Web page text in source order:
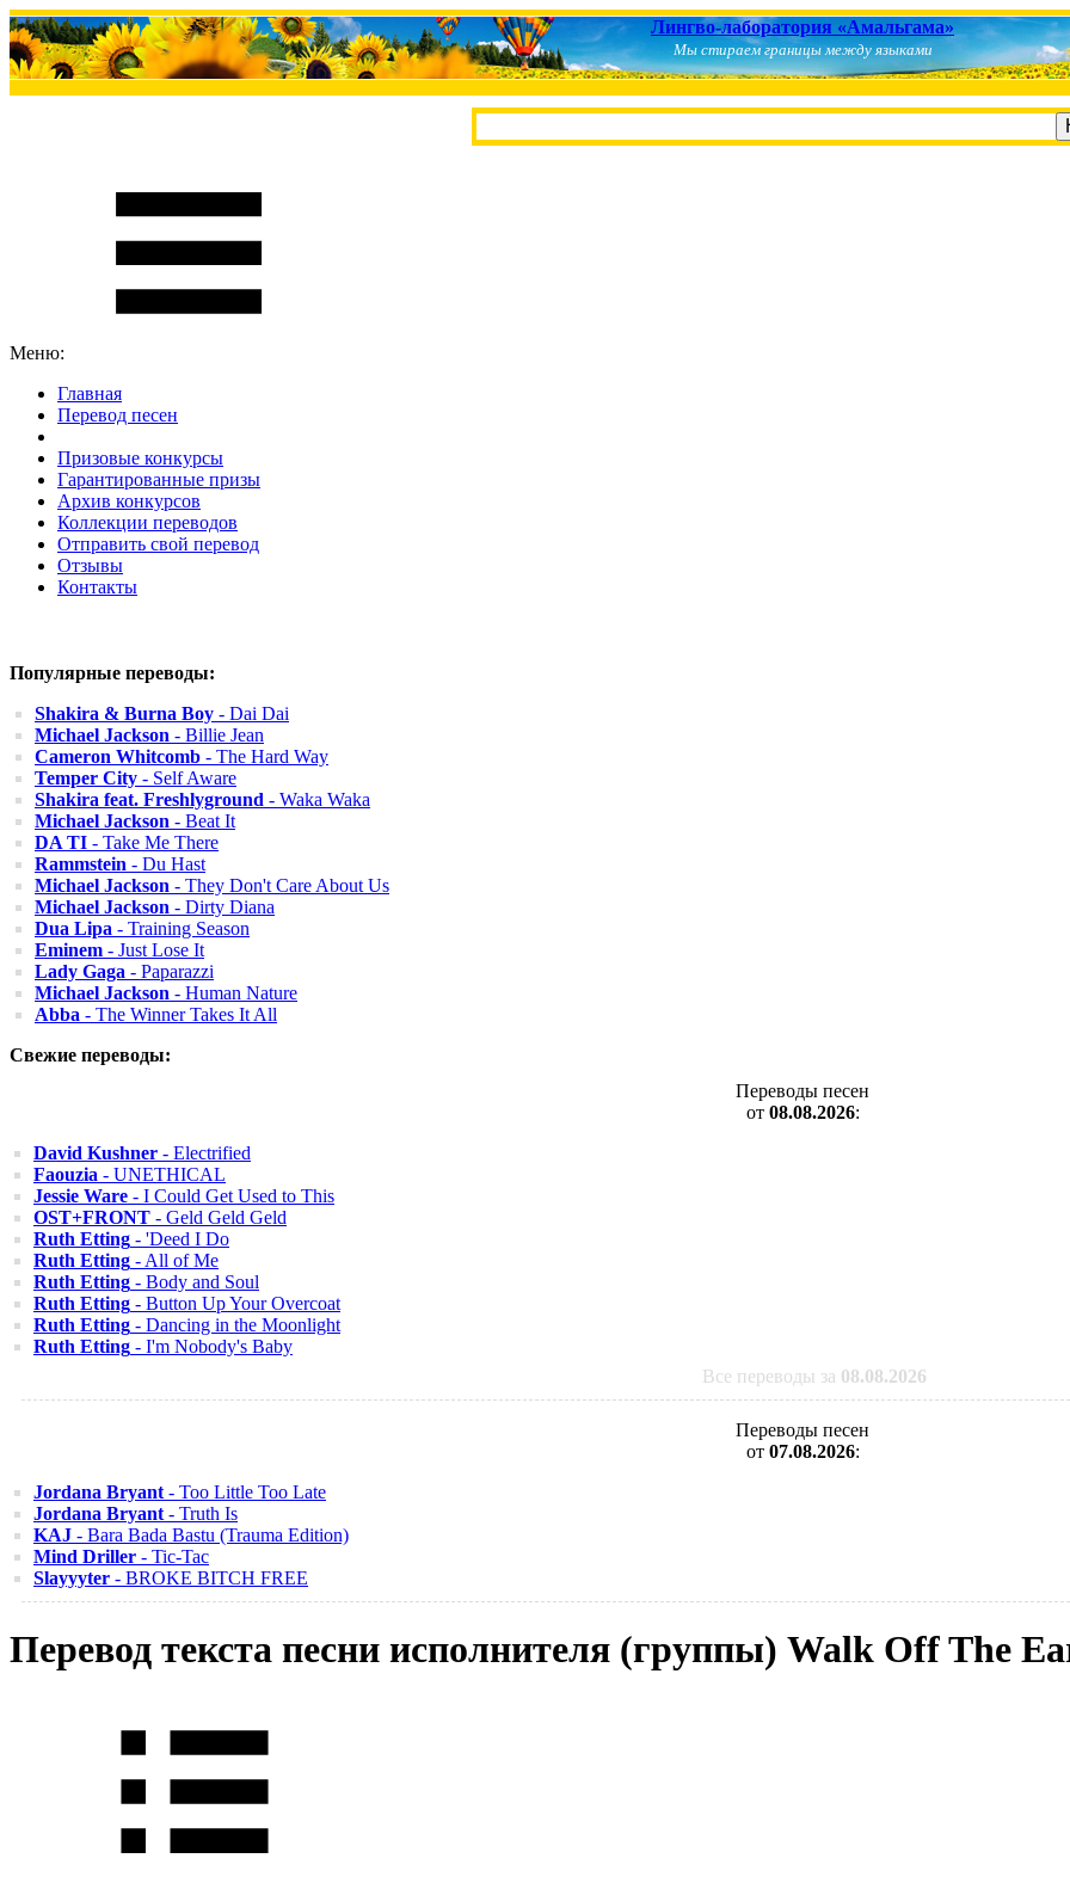
Лингво-лаборатория «Амальгама»
Мы стираем границы между языками
Меню:
Главная
Перевод песен
Призовые конкурсы
Гарантированные призы
Архив конкурсов
Коллекции переводов
Отправить свой перевод
Отзывы
Контакты
Популярные переводы:
Shakira & Burna Boy - Dai Dai
Michael Jackson - Billie Jean
Cameron Whitcomb - The Hard Way
Temper City - Self Aware
Shakira feat. Freshlyground - Waka Waka
Michael Jackson - Beat It
DA TI - Take Me There
Rammstein - Du Hast
Michael Jackson - They Don't Care About Us
Michael Jackson - Dirty Diana
Dua Lipa - Training Season
Eminem - Just Lose It
Lady Gaga - Paparazzi
Michael Jackson - Human Nature
Abba - The Winner Takes It All
Свежие переводы:
Переводы песен
от 08.08.2026:
David Kushner - Electrified
Faouzia - UNETHICAL
Jessie Ware - I Could Get Used to This
OST+FRONT - Geld Geld Geld
Ruth Etting - 'Deed I Do
Ruth Etting - All of Me
Ruth Etting - Body and Soul
Ruth Etting - Button Up Your Overcoat
Ruth Etting - Dancing in the Moonlight
Ruth Etting - I'm Nobody's Baby
Все переводы за 08.08.2026
Переводы песен
от 07.08.2026:
Jordana Bryant - Too Little Too Late
Jordana Bryant - Truth Is
KAJ - Bara Bada Bastu (Trauma Edition)
Mind Driller - Tic-Tac
Slayyyter - BROKE BITCH FREE
Перевод текста песни исполнителя (группы) Walk Off The